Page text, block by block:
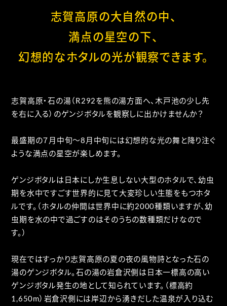
志賀高原の大自然の中、
満点の星空の下、
幻想的なホタルの光が観察できます。
志賀高原・石の湯（R292を熊の湯方面へ、木戸池の少し先
を右に入る）のゲンジボタルを観察しに出かけませんか？
最盛期の７月中旬～8月中旬には幻想的な光の舞と降り注ぐ
ような満点の星空が楽しめます。
ゲンジボタルは日本にしか生息しない大型のホタルで、幼虫
期を水中ですごす世界的に見て大変珍しい生態をもつホタ
ルです。（ホタルの仲間は世界中に約2000種類いますが、幼
虫期を水の中で過ごすのはそのうちの数種類だけなので
す。）
現在ではすっかり志賀高原の夏の夜の風物詩となった石の
湯のゲンジボタル。石の湯の岩倉沢側は日本一標高の高い
ゲンジボタル発生の地として知られています。（標高約
1,650m）岩倉沢側には岸辺から湧きだした温泉が入り込む